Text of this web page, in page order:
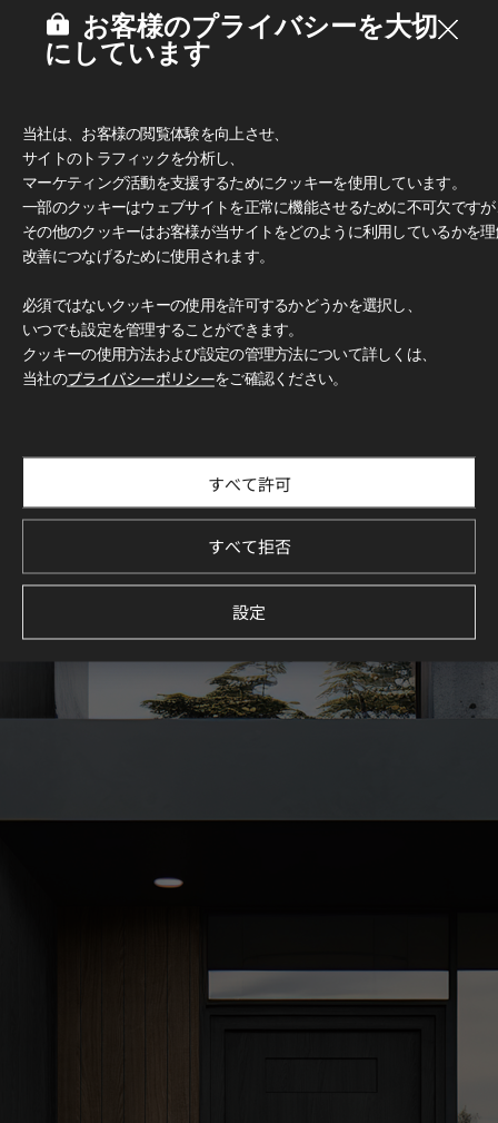
多彩なデザインとカラー
豊富なカラーと柄で、無限のデザイン可能性をお楽しみいただ
けます。 クラシックな木目柄からモダンなグレー、トレンド
感のあふれるアクセントカラーまで、 独創的で洗練された空
間づくりを自由に演出できます。
使用イメージ
厳選された空間コレクションを通じて、理想の空間づくりを
イメージしてください。
お客様のプライバシーを大切
にしています
当社は、お客様の閲覧体験を向上させ、
サイトのトラフィックを分析し、
マーケティング活動を支援するためにクッキーを使用しています。
一部のクッキーはウェブサイトを正常に機能させるために不可欠です
その他のクッキーはお客様が当サイトをどのように利用しているかを
改善につなげるために使用されます。
必須ではないクッキーの使用を許可するかどうかを選択し、
いつでも設定を管理することができます。
クッキーの使用方法および設定の管理方法について詳しくは、
当社のプライバシーポリシーをご確認ください。
すべて許可
すべて拒否
設定